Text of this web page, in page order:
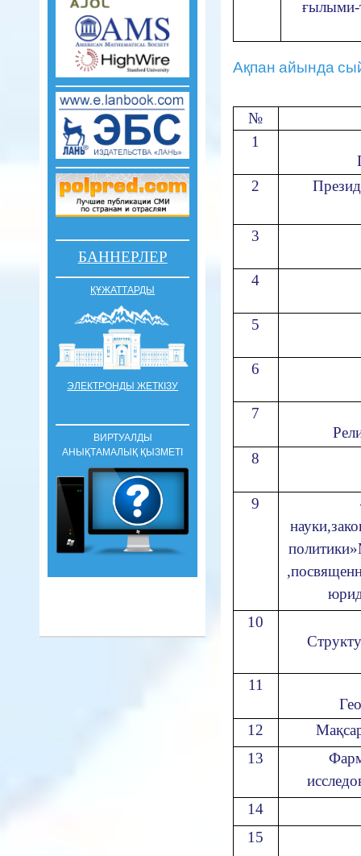
ғылыми-
Ақпан айында
№
1
2
3
4
5
6
7
8
9
10
11
12
13
14
15
БАННЕРЛЕР
ҚҰЖАТТАРДЫ
ЭЛЕКТРОНДЫ ЖЕТКІЗУ
ВИРТУАЛДЫ
АНЫҚТАМАЛЫҚ ҚЫЗМЕТІ